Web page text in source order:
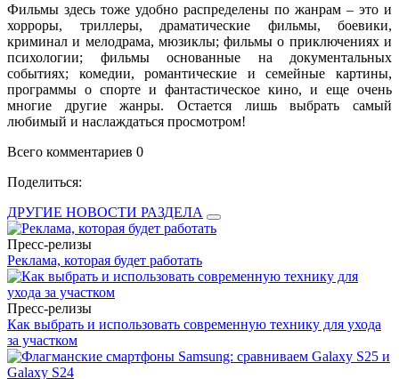
Фильмы здесь тоже удобно распределены по жанрам – это и
хорроры, триллеры, драматические фильмы, боевики,
криминал и мелодрама, мюзиклы; фильмы о приключениях и
психологии; фильмы основанные на документальных
событиях; комедии, романтические и семейные картины,
программы о спорте и фантастическое кино, и еще очень
многие другие жанры. Остается лишь выбрать самый
любимый и наслаждаться просмотром!
Всего комментариев 0
Поделиться:
ДРУГИЕ НОВОСТИ РАЗДЕЛА
Пресс-релизы
Реклама, которая будет работать
Пресс-релизы
Как выбрать и использовать современную технику для ухода
за участком